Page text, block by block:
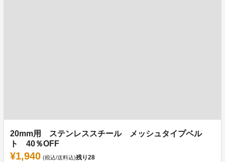
20mm用 ステンレススチール メッシュタイプベル
ト 40％OFF
¥1,940 (税込/送料込)残り28